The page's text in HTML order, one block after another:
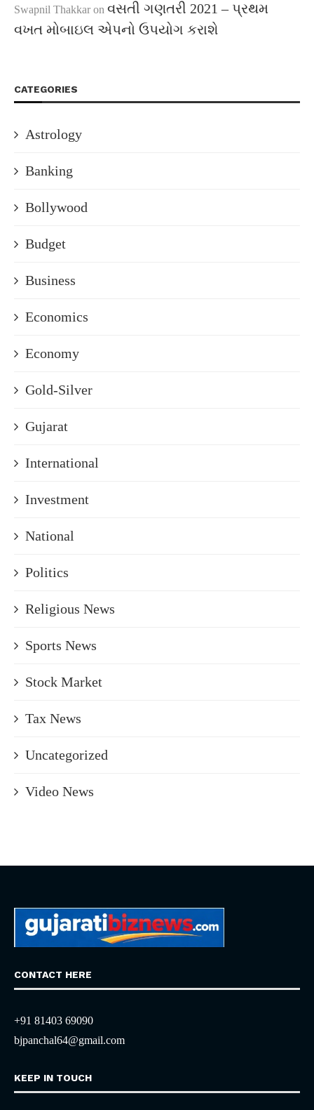
Swapnil Thakkar on વસતી ગણતરી 2021 – પ્રથમ
વખત મોબાઇલ એપનો ઉપયોગ કરાશે
CATEGORIES
Astrology
Banking
Bollywood
Budget
Business
Economics
Economy
Gold-Silver
Gujarat
International
Investment
National
Politics
Religious News
Sports News
Stock Market
Tax News
Uncategorized
Video News
CONTACT HERE
+91 81403 69090
bjpanchal64@gmail.com
KEEP IN TOUCH